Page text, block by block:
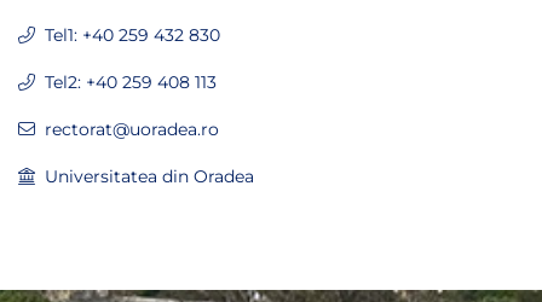
Tel1: +40 259 432 830
Tel2: +40 259 408 113
rectorat@uoradea.ro
Universitatea din Oradea